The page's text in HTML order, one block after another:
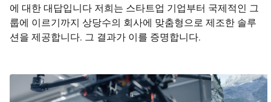
에 대한 대답입니다 저희는 스타트업 기업부터 국제적인 그
룹에 이르기까지 상당수의 회사에 맞춤형으로 제조한 솔루
션을 제공합니다. 그 결과가 이를 증명합니다.